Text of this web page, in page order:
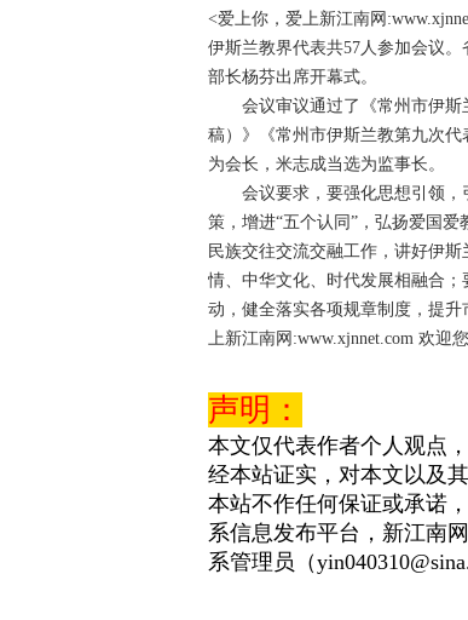
<爱上你，爱上新江南网
伊斯兰教界代表共57人参加会议
部长杨芬出席开幕式。
会议审议通过了《常州市伊斯
稿）》《常州市伊斯兰教第九次
为会长，米志成当选为监事长。
会议要求，要强化思想引领，
策，增进“五个认同”，弘扬爱国
民族交往交流交融工作，讲好伊
情、中华文化、时代发展相融合
动，健全落实各项规章制度，提
上新江南网:www.xjnnet.com 欢迎
声明：
本文仅代表作者个人观点
经本站证实，对本文以及
本站不作任何保证或承诺
系信息发布平台，新江南
系管理员（